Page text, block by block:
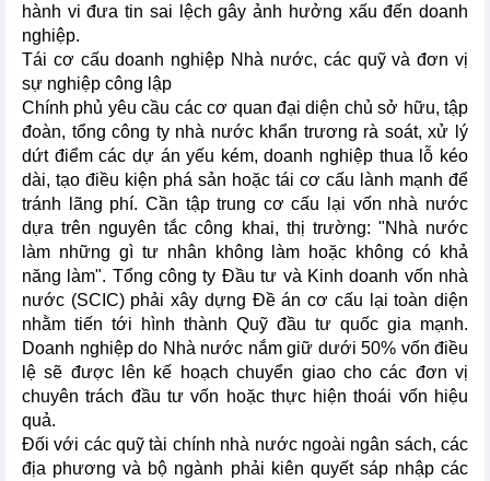
hành vi đưa tin sai lệch gây ảnh hưởng xấu đến doanh
nghiệp.
Tái cơ cấu doanh nghiệp Nhà nước, các quỹ và đơn vị
sự nghiệp công lập
Chính phủ yêu cầu các cơ quan đại diện chủ sở hữu, tập
đoàn, tổng công ty nhà nước khẩn trương rà soát, xử lý
dứt điểm các dự án yếu kém, doanh nghiệp thua lỗ kéo
dài, tạo điều kiện phá sản hoặc tái cơ cấu lành mạnh để
tránh lãng phí. Cần tập trung cơ cấu lại vốn nhà nước
dựa trên nguyên tắc công khai, thị trường: "Nhà nước
làm những gì tư nhân không làm hoặc không có khả
năng làm". Tổng công ty Đầu tư và Kinh doanh vốn nhà
nước (SCIC) phải xây dựng Đề án cơ cấu lại toàn diện
nhằm tiến tới hình thành Quỹ đầu tư quốc gia mạnh.
Doanh nghiệp do Nhà nước nắm giữ dưới 50% vốn điều
lệ sẽ được lên kế hoạch chuyển giao cho các đơn vị
chuyên trách đầu tư vốn hoặc thực hiện thoái vốn hiệu
quả.
Đối với các quỹ tài chính nhà nước ngoài ngân sách, các
địa phương và bộ ngành phải kiên quyết sáp nhập các